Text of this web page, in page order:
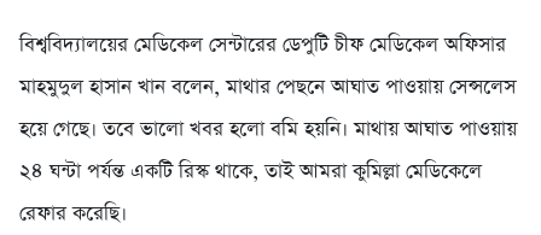
বিশ্ববিদ্যালয়ের মেডিকেল সেন্টারের ডেপুটি চীফ মেডিকেল অফিসার
মাহমুদুল হাসান খান বলেন, মাথার পেছনে আঘাত পাওয়ায় সেন্সলেস
হয়ে গেছে। তবে ভালো খবর হলো বমি হয়নি। মাথায় আঘাত পাওয়ায়
২৪ ঘন্টা পর্যন্ত একটি রিস্ক থাকে, তাই আমরা কুমিল্লা মেডিকেলে
রেফার করেছি।